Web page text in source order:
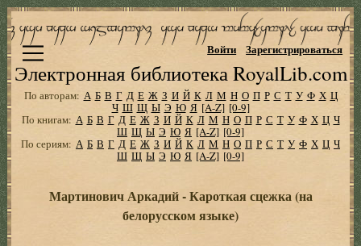
Электронная библиотека RoyalLib.com
Войти Зарегистрироваться
По авторам: А Б В Г Д Е Ж З И Й К Л М Н О П Р С Т У Ф Х Ц
Ч Ш Щ Ы Э Ю Я [A-Z] [0-9]
По книгам: А Б В Г Д Е Ж З И Й К Л М Н О П Р С Т У Ф Х Ц Ч
Ш Щ Ы Э Ю Я [A-Z] [0-9]
По сериям: А Б В Г Д Е Ж З И Й К Л М Н О П Р С Т У Ф Х Ц Ч
Ш Щ Ы Э Ю Я [A-Z] [0-9]
Мартинович Аркадий - Кароткая сцежка (на
белорусском языке)